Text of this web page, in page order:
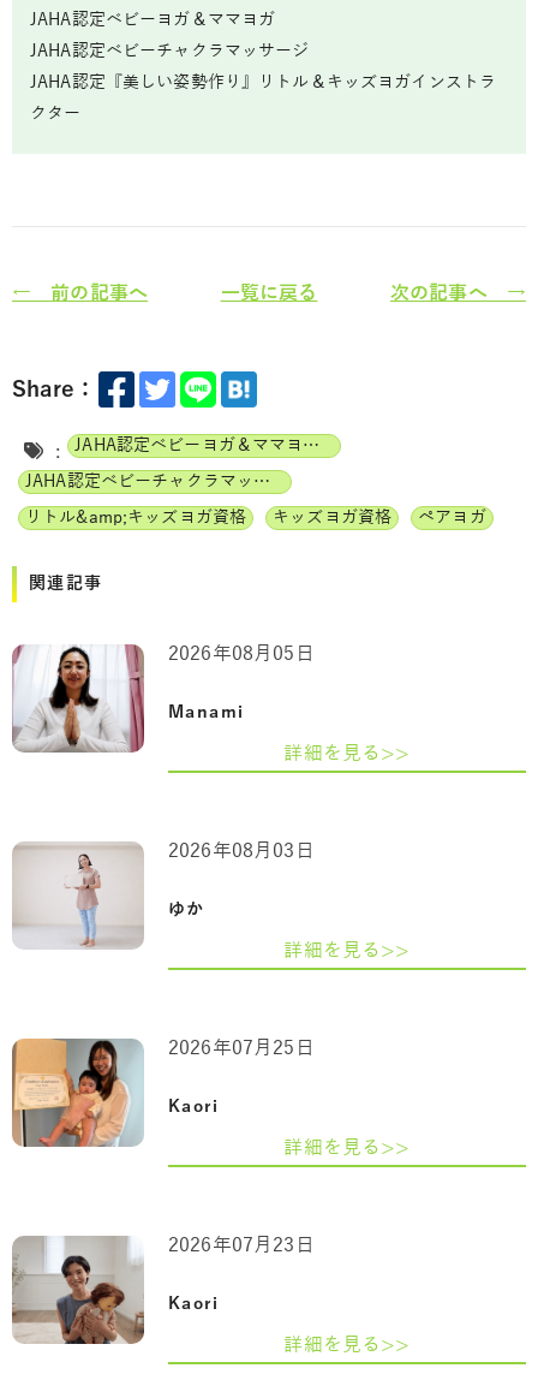
JAHA認定ベビーヨガ＆ママヨガ
JAHA認定ベビーチャクラマッサージ
JAHA認定『美しい姿勢作り』リトル＆キッズヨガインストラ
クター
← 前の記事へ 一覧に戻る 次の記事へ →
Share：
:
JAHA認定ベビーヨガ＆ママヨガインストラクター
JAHA認定ベビーチャクラマッサージインストラクター
リトル&amp;キッズヨガ資格
キッズヨガ資格 ペアヨガ
関連記事
Manami
2026年08月05日
詳細を見る>>
ゆか
2026年08月03日
詳細を見る>>
Kaori
2026年07月25日
詳細を見る>>
Kaori
2026年07月23日
詳細を見る>>